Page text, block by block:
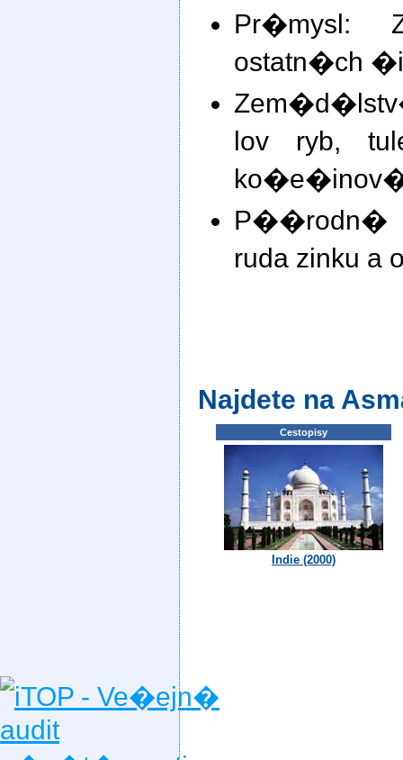
Pr�mysl:
ostatn�ch
lov ryb,
P��rodn�
ruda zinku a
Najdete na
Cestopisy
Indie (2000)